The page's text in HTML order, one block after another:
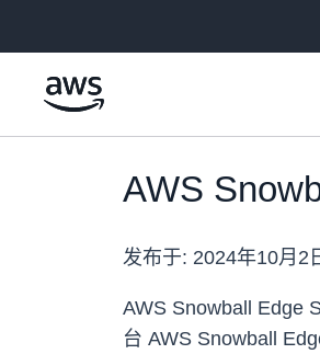
AWS
发布于: 2024年10月2
AWS Snowball Edge
台 AWS Snowball